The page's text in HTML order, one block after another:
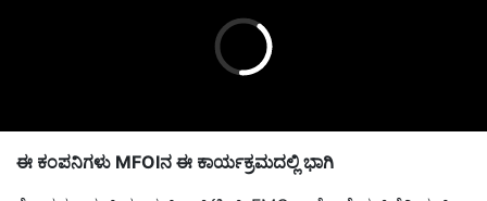
ಈ ಕಂಪನಿಗಳು MFOIನ ಈ ಕಾರ್ಯಕ್ರಮದಲ್ಲಿ ಭಾಗಿ